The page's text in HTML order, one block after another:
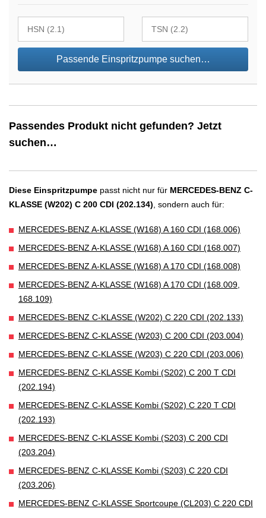
Passende Einspritzpumpe suchen…
Passendes Produkt nicht gefunden? Jetzt
suchen…
Diese Einspritzpumpe passt nicht nur für MERCEDES-BENZ C-
KLASSE (W202) C 200 CDI (202.134), sondern auch für:
MERCEDES-BENZ A-KLASSE (W168) A 160 CDI (168.006)
MERCEDES-BENZ A-KLASSE (W168) A 160 CDI (168.007)
MERCEDES-BENZ A-KLASSE (W168) A 170 CDI (168.008)
MERCEDES-BENZ A-KLASSE (W168) A 170 CDI (168.009,
168.109)
MERCEDES-BENZ C-KLASSE (W202) C 220 CDI (202.133)
MERCEDES-BENZ C-KLASSE (W203) C 200 CDI (203.004)
MERCEDES-BENZ C-KLASSE (W203) C 220 CDI (203.006)
MERCEDES-BENZ C-KLASSE Kombi (S202) C 200 T CDI
(202.194)
MERCEDES-BENZ C-KLASSE Kombi (S202) C 220 T CDI
(202.193)
MERCEDES-BENZ C-KLASSE Kombi (S203) C 200 CDI
(203.204)
MERCEDES-BENZ C-KLASSE Kombi (S203) C 220 CDI
(203.206)
MERCEDES-BENZ C-KLASSE Sportcoupe (CL203) C 220 CDI